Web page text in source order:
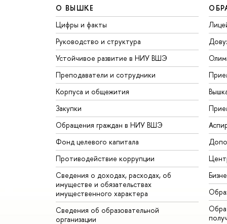
О ВЫШКЕ
Цифры и факты
Руководство и структура
Устойчивое развитие в НИУ ВШЭ
Преподаватели и сотрудники
Корпуса и общежития
Закупки
Обращения граждан в НИУ ВШЭ
Фонд целевого капитала
Противодействие коррупции
Сведения о доходах, расходах, об
имуществе и обязательствах
имущественного характера
Сведения об образовательной
организации